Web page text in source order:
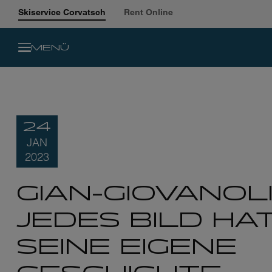
Skiservice Corvatsch Rent Online
MENÜ
24
JAN
2023
GIAN-
JEDES BILD
SEINE EIGENE